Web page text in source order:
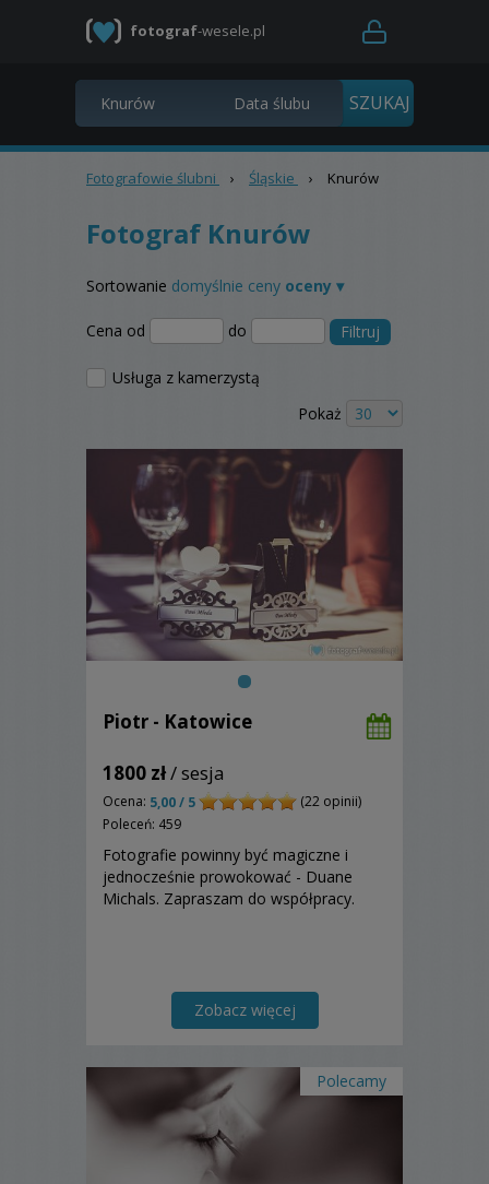
fotograf-wesele.pl
Fotografowie ślubni › Śląskie › Knurów
Fotograf Knurów
Sortowanie domyślnie ceny oceny ▾
Cena od do Filtruj
Usługa z kamerzystą
Pokaż
Piotr - Katowice
1800 zł/ sesja
Ocena: 5,00 / 5
(22 opinii)
Poleceń: 459
Fotografie powinny być magiczne i
jednocześnie prowokować - Duane
Michals. Zapraszam do współpracy.
Zobacz więcej
Polecamy